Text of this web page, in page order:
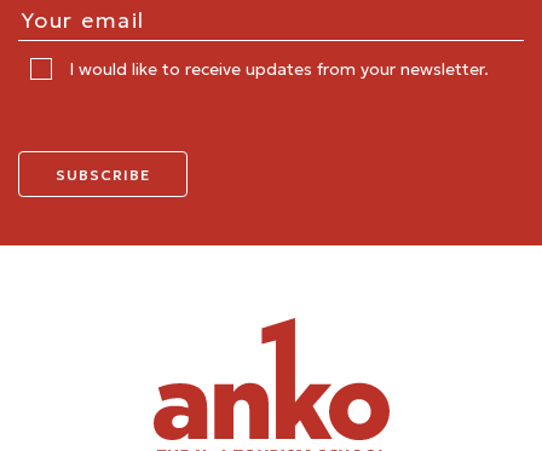
I would like to receive updates from your newsletter.